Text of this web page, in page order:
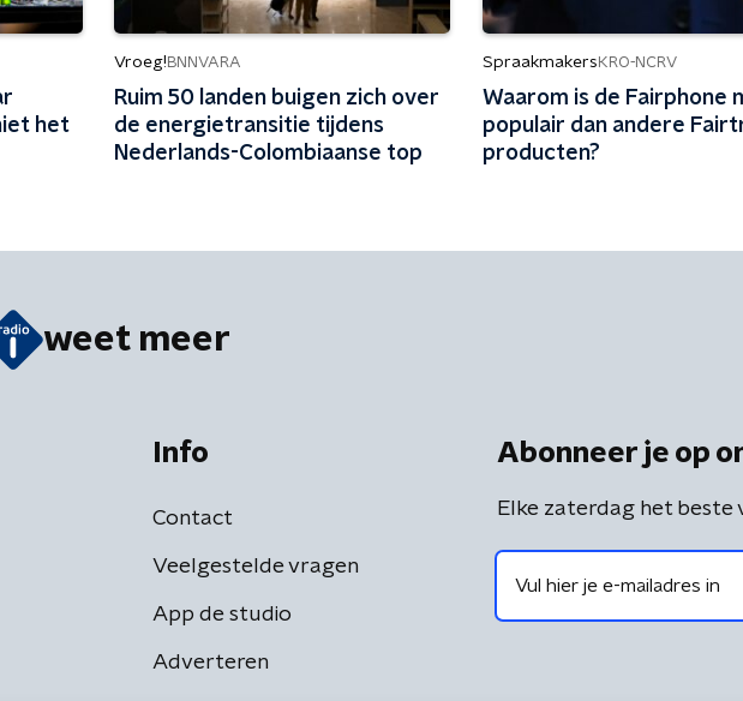
het
Vroeg! BNNVARA
Ruim 50 landen buigen zich over
de energietransitie tijdens
Nederlands-Colombiaanse top
Spraakmakers KRO-NCRV
Waarom is de Fairphone
populair dan andere
producten?
weet meer
Info
Contact
Veelgestelde vragen
App de studio
Adverteren
Abonneer je op
Elke zaterdag het beste